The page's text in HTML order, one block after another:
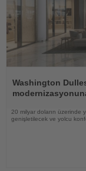
Oku
Washington
20 milyar doların üzerinde
genişletilecek ve yolcu